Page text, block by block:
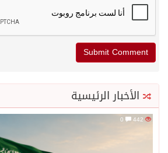
الأخبار الرئيسية